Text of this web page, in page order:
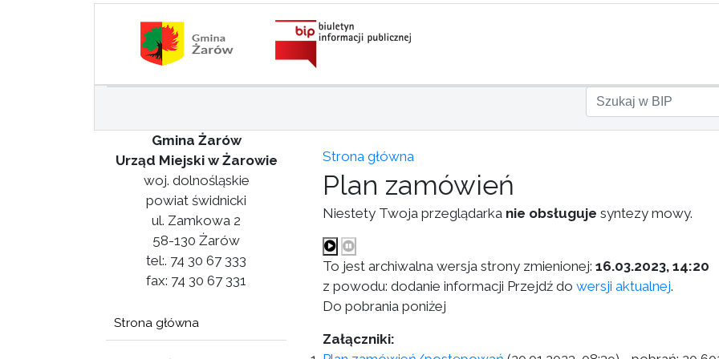
Gmina Żarów
Urząd Miejski w Żarowie
woj. dolnośląskie
powiat świdnicki
ul. Zamkowa 2
58-130 Żarów
tel:. 74 30 67 333
fax: 74 30 67 331
Strona główna
Strona główna
Plan zamówień
Niestety Twoja przeglądarka nie obsługuje syntezy mowy.
To jest archiwalna wersja strony zmienionej: 16.03.2023, 14:20
z powodu: dodanie informacji Przejdź do wersji aktualnej.
Do pobrania poniżej
Załączniki: